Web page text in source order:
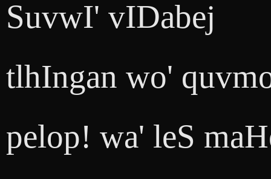
SuvwI' vIDabej
tlhIngan wo'
pelop! wa' leS